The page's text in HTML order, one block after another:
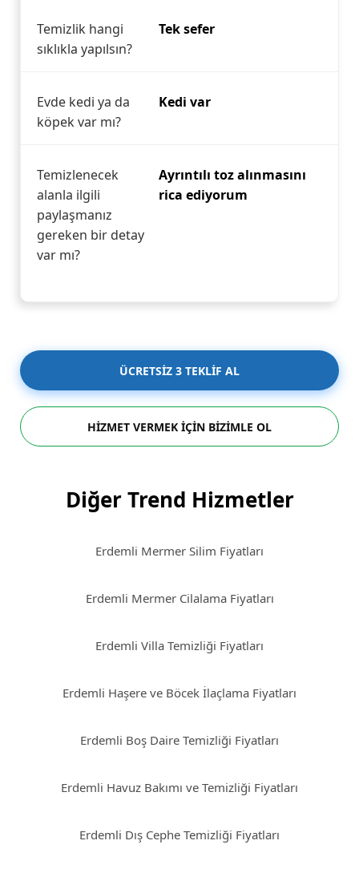
Temizlik hangi
sıklıkla yapılsın?
Tek sefer
Evde kedi ya da
köpek var mı?
Kedi var
Temizlenecek
alanla ilgili
paylaşmanız
gereken bir detay
var mı?
Ayrıntılı toz alınmasını
rica ediyorum
ÜCRETSİZ 3 TEKLİF AL
HİZMET VERMEK İÇİN BİZİMLE OL
Diğer Trend Hizmetler
Erdemli Mermer Silim Fiyatları
Erdemli Mermer Cilalama Fiyatları
Erdemli Villa Temizliği Fiyatları
Erdemli Haşere ve Böcek İlaçlama Fiyatları
Erdemli Boş Daire Temizliği Fiyatları
Erdemli Havuz Bakımı ve Temizliği Fiyatları
Erdemli Dış Cephe Temizliği Fiyatları